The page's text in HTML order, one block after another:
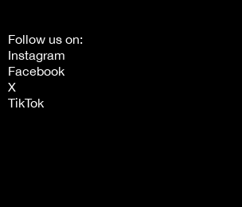
Follow us on:
Instagram
Facebook
X
TikTok